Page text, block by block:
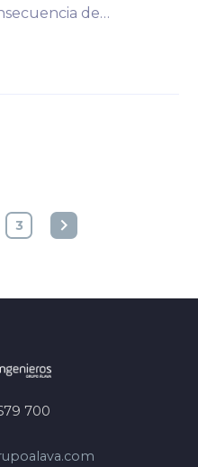
de…
3
700